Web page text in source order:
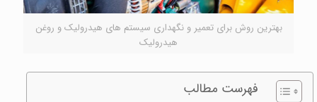
بهترین روش برای تعمیر و نگهداری سيستم های هيدروليک و روغن
هیدرولیک
فهرست مطالب